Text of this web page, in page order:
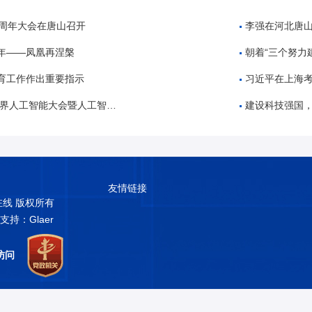
年大会在唐山召开 李强在河北唐山调研慰问时强调
——凤凰再涅槃 朝着“三个努力建成”宏
工作作出重要指示 习近平在上海考察时强
工智能全球治理高级别会议开幕式上的主旨讲话 建设科技强国
版权所有
持：Glaer
问
友情链接